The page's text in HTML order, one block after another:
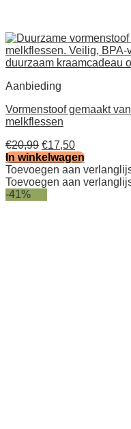
Aanbieding
Vormenstoof gemaakt
melkflessen
€20,99 Oorspronkelijke
prijs
was:
€20,99.
€17,50Huidige
prijs
is:
€17,50.
In winkelwagen
Toevoegen aan
Toevoegen aan
-41%